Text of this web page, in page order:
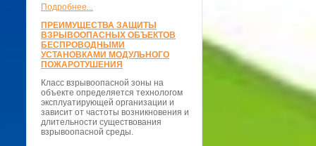
Подробнее...
ПРЕИМУЩЕСТВА ЗАЩИТЫ
ВЗРЫВООПАСНЫХ ОБЪЕКТОВ
БЕСПРОВОДНЫМИ
УСТАНОВКАМИ МОДУЛЬНОГО
ПОЖАРОТУШЕНИЯ
Класс взрывоопасной зоны на
объекте определяется технологом
эксплуатирующей организации и
зависит от частоты возникновения и
длительности существования
взрывоопасной среды.